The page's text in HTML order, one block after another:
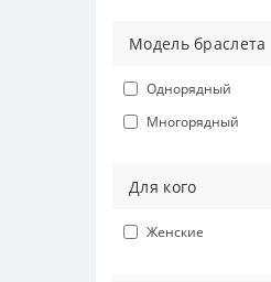
Модель браслета
Однорядный
Многорядный
Для кого
Женские